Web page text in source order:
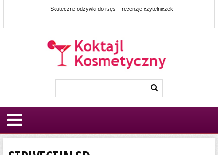
Skuteczne odżywki do rzęs – recenzje czytelniczek